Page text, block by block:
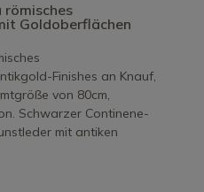
römisches
Goldoberflächen
Finishes an Knauf,
von 80cm,
Schwarzer Continene-
mit antiken